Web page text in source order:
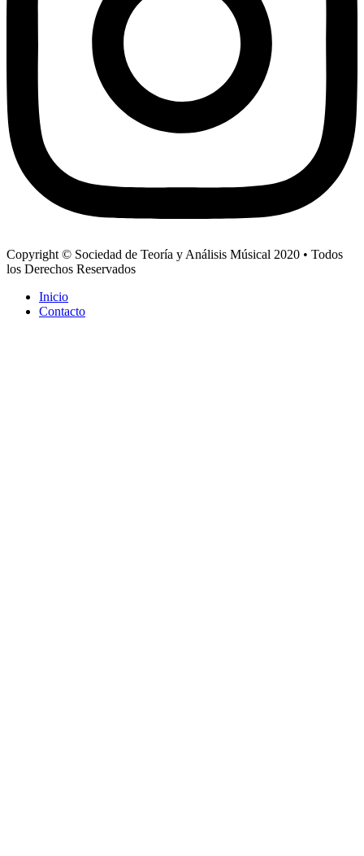
Copyright © Sociedad de Teoría y Análisis Músical 2020 • Todos
los Derechos Reservados
Inicio
Contacto